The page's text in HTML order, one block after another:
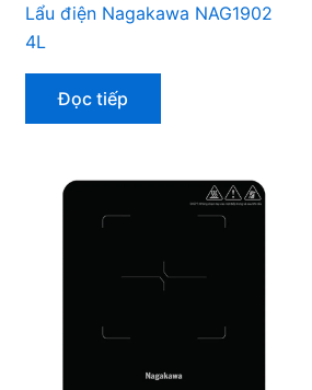
Lẩu điện Nagakawa NAG1902
4L
Đọc tiếp